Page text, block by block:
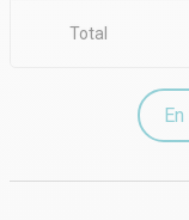
Parcelles cadastrale
Total